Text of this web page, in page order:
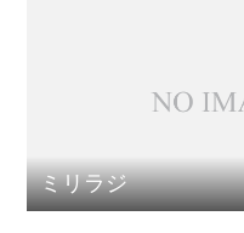
ミリラジ